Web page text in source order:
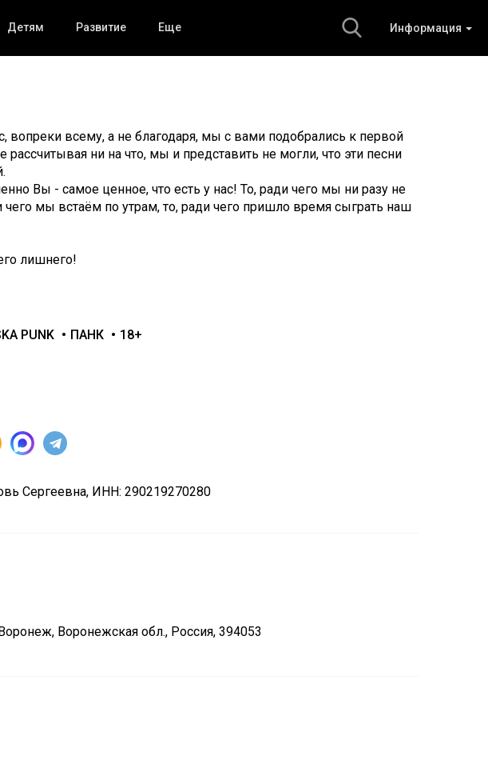
Информация
Детям Развитие Еще
вопреки всему, а не благодаря, мы с вами подобрались к первой
рассчитывая ни на что, мы и представить не могли, что эти песни
Вы - самое ценное, что есть у нас! То, ради чего мы ни разу не
чего мы встаём по утрам, то, ради чего пришло время сыграть наш
лишнего!
PUNK ПАНК 18+
Сергеевна, ИНН: 290219270280
Воронежская обл., Россия, 394053